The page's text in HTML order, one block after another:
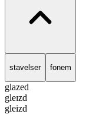
stavelser fonem
glazed
gleɪzd
gleizd